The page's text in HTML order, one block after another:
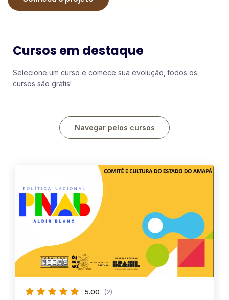
Cursos em destaque
Selecione um curso e comece sua evolução, todos os
cursos são grátis!
Navegar pelos cursos
5.00 (2)